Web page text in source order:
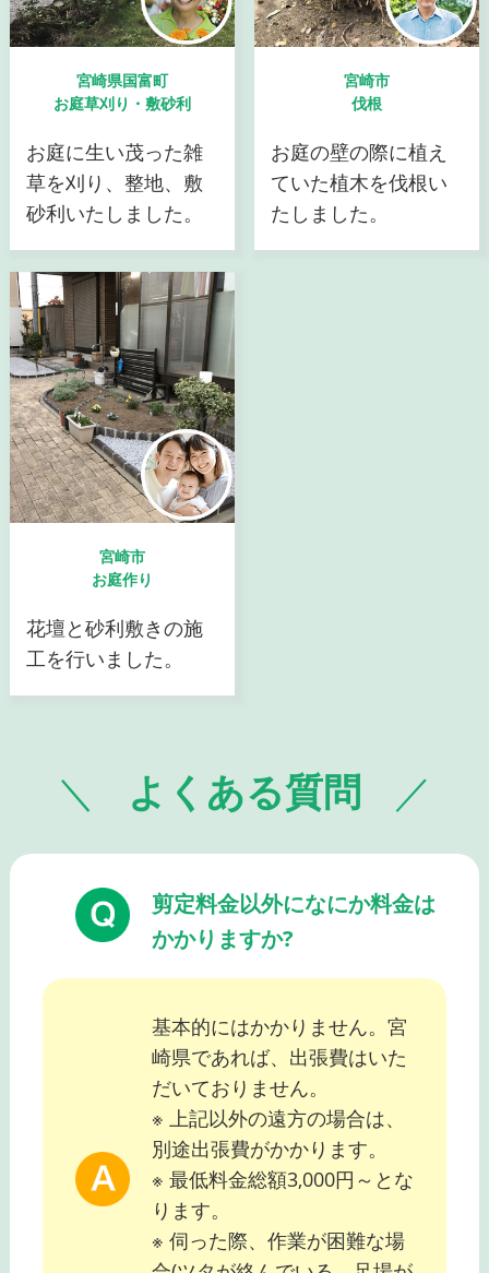
宮崎県国富町
お庭草刈り・敷砂利
お庭に生い茂った雑
草を刈り、整地、敷
砂利いたしました。
宮崎市
伐根
お庭の壁の際に植え
ていた植木を伐根い
たしました。
宮崎市
お庭作り
花壇と砂利敷きの施
工を行いました。
よくある質問
剪定料金以外になにか料金は
かかりますか?
基本的にはかかりません。宮
崎県であれば、出張費はいた
だいておりません。
※ 上記以外の遠方の場合は、
別途出張費がかかります。
※ 最低料金総額3,000円～とな
ります。
※ 伺った際、作業が困難な場